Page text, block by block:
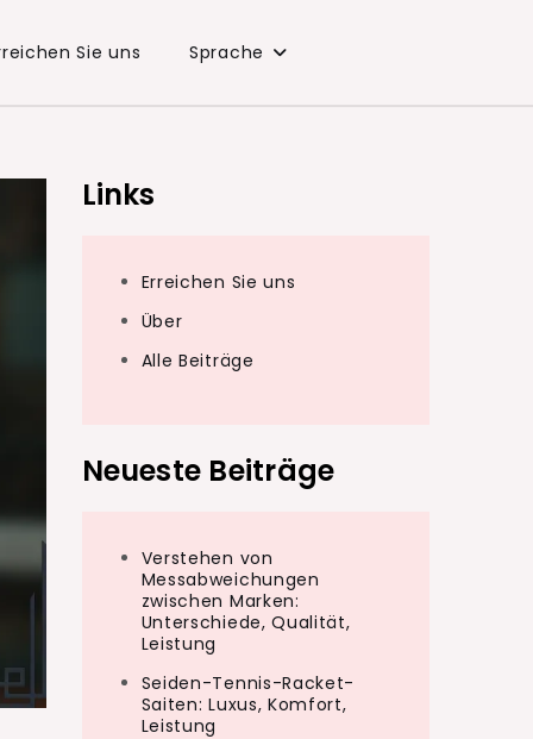
Sie uns Sprache
Links
Erreichen Sie uns
Über
Alle Beiträge
Neueste Beiträge
Verstehen von
Messabweichungen
zwischen Marken:
Unterschiede, Qualität,
Leistung
Seiden-Tennis-Racket-
Saiten: Luxus, Komfort,
Leistung